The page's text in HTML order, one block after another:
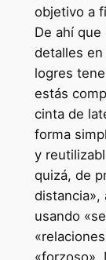
objetivo a
De ahí
detalles
logres
estás
cinta de
forma
y
quizá, de
distancia»,
usando
«forzoso».